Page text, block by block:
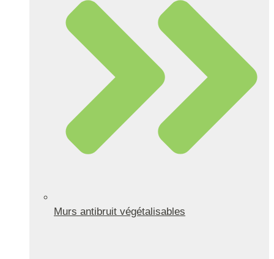
Murs antibruit végétalisables